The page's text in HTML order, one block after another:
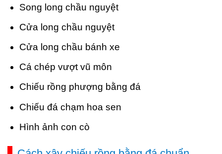
Song long chầu nguyệt
Cửa long chầu nguyệt
Cửa long chầu bánh xe
Cá chép vượt vũ môn
Chiếu rồng phượng bằng đá
Chiếu đá chạm hoa sen
Hình ảnh con cò